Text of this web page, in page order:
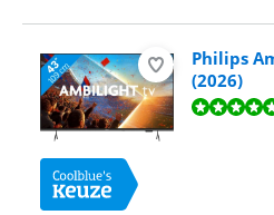
Philips
(2026)
Beoordeling is 10 van de 10,